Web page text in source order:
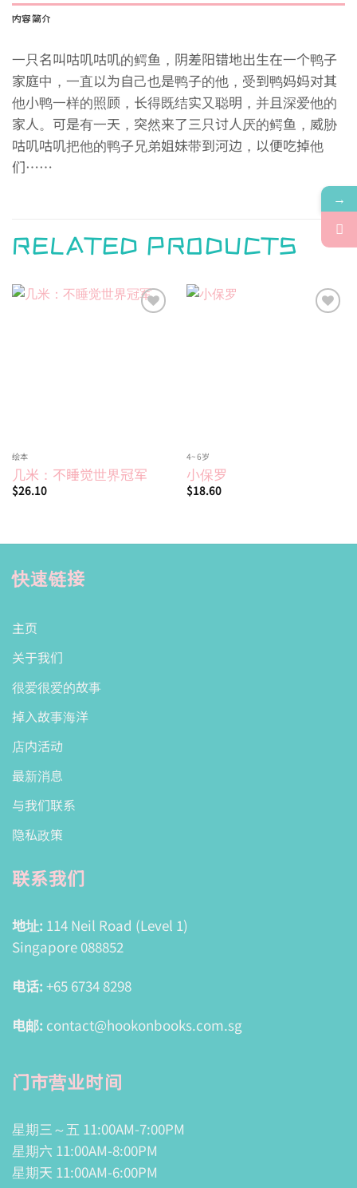
内容简介
一只名叫咕叽咕叽的鳄鱼，阴差阳错地出生在一个鸭子
家庭中，一直以为自己也是鸭子的他，受到鸭妈妈对其
他小鸭一样的照顾，长得既结实又聪明，并且深爱他的
家人。可是有一天，突然来了三只讨人厌的鳄鱼，威胁
咕叽咕叽把他的鸭子兄弟姐妹带到河边，以便吃掉他
们……
RELATED PRODUCTS
绘本
几米：不睡觉世界冠军
$26.10
4~6岁
小保罗
$18.60
快速链接
主页
关于我们
很爱很爱的故事
掉入故事海洋
店内活动
最新消息
与我们联系
隐私政策
联系我们
地址: 114 Neil Road (Level 1)
Singapore 088852
电话: +65 6734 8298
电邮: contact@hookonbooks.com.sg
门市营业时间
星期三～五 11:00AM-7:00PM
星期六 11:00AM-8:00PM
星期天 11:00AM-6:00PM
→